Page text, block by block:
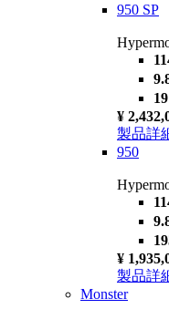
950 SP
¥
製品詳
950
¥
製品詳
Monster